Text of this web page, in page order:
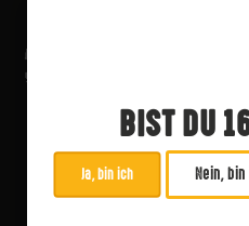
BIST DU
Ja, bin ich Nein,